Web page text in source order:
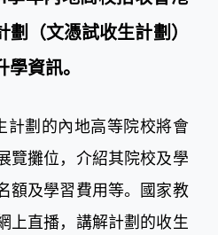
劃（文憑試收生計劃）
資訊。
計劃的內地高等院校將會
覽攤位，介紹其院校及學
額及學習費用等。國家教
上直播，講解計劃的收生